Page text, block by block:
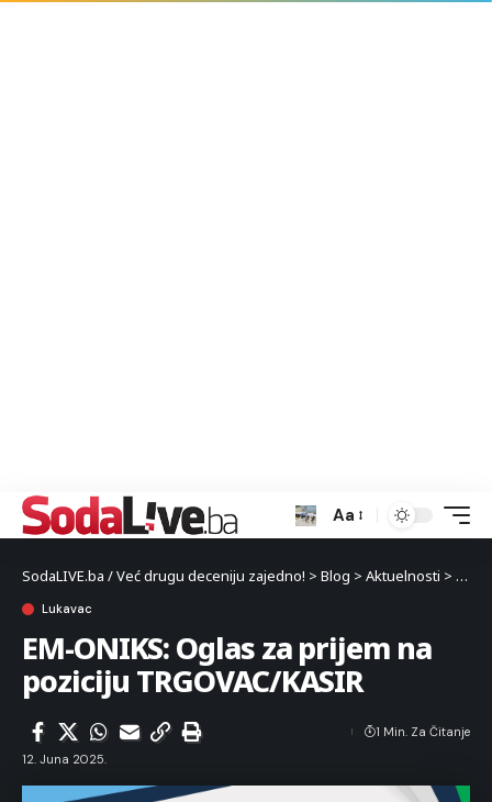
Aa
SodaLIVE.ba / Već drugu deceniju zajedno! > Blog > Aktuelnosti >
Lukavac
EM-ONIKS: Oglas za prijem na
poziciju TRGOVAC/KASIR
12. Juna 2025.
1 Min. Za Čitanje